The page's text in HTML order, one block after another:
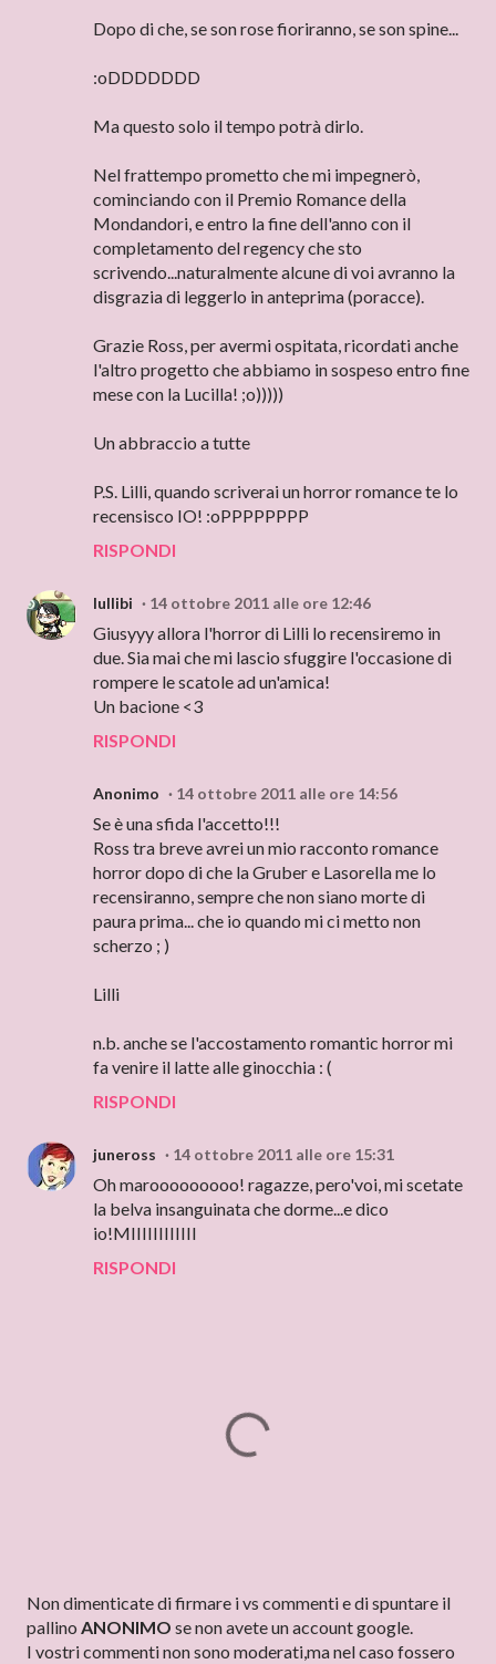
Dopo di che, se son rose fioriranno, se son spine...
:oDDDDDDD
Ma questo solo il tempo potrà dirlo.
Nel frattempo prometto che mi impegnerò,
cominciando con il Premio Romance della
Mondandori, e entro la fine dell'anno con il
completamento del regency che sto
scrivendo...naturalmente alcune di voi avranno la
disgrazia di leggerlo in anteprima (poracce).
Grazie Ross, per avermi ospitata, ricordati anche
l'altro progetto che abbiamo in sospeso entro fine
mese con la Lucilla! ;o)))))
Un abbraccio a tutte
P.S. Lilli, quando scriverai un horror romance te lo
recensisco IO! :oPPPPPPPP
RISPONDI
lullibi 14 ottobre 2011 alle ore 12:46
Giusyyy allora l'horror di Lilli lo recensiremo in
due. Sia mai che mi lascio sfuggire l'occasione di
rompere le scatole ad un'amica!
Un bacione <3
RISPONDI
Anonimo 14 ottobre 2011 alle ore 14:56
Se è una sfida l'accetto!!!
Ross tra breve avrei un mio racconto romance
horror dopo di che la Gruber e Lasorella me lo
recensiranno, sempre che non siano morte di
paura prima... che io quando mi ci metto non
scherzo ; )
Lilli
n.b. anche se l'accostamento romantic horror mi
fa venire il latte alle ginocchia : (
RISPONDI
juneross 14 ottobre 2011 alle ore 15:31
Oh marooooooooo! ragazze, pero'voi, mi scetate
la belva insanguinata che dorme...e dico
io!MIIIIIIIIIIII
RISPONDI
P
o
s
Non dimenticate di firmare i vs commenti e di spuntare il
pallino ANONIMO se non avete un account google.
I vostri commenti non sono moderati,ma nel caso fossero